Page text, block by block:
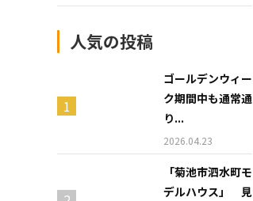
人気の投稿
ゴールデンウィー
ク期間中も通常通
り...
2026.04.23
「菊池市泗水町モ
デルハウス」 見